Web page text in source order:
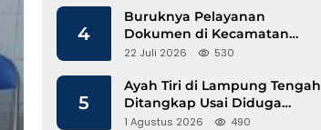
4
Buruknya Pelayanan
Dokumen di Kecamatan
Pangkalan Susu, Kinerja
22 Juli 2026 530
5
Ayah Tiri di Lampung Tengah
Ditangkap Usai Diduga
Hamili Anak di Bawah Umur
1 Agustus 2026 490